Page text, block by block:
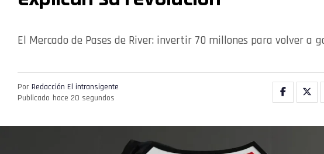
El Mercado de Pases de River: invertir 70 millones para volver a
Por Redacción El intransigente
Publicado hace 20 segundos